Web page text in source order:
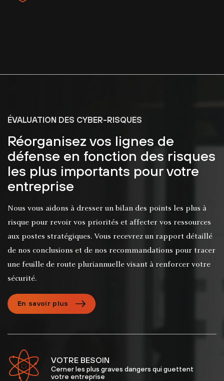
ÉVALUATION DES CYBER-RISQUES
Réorganisez vos lignes de
défense en fonction des risques
les plus importants pour votre
entreprise
Nous vous aidons à dresser un bilan des points les plus à
risque pour revoir vos priorités et affecter vos ressources
aux postes stratégiques. Vous recevrez un rapport détaillé
de nos conclusions et de nos recommandations pour tracer
une feuille de route pluriannuelle visant à renforcer votre
sécurité.
En savoir plus
VOTRE BESOIN
Cerner les plus graves dangers qui guettent
votre entreprise